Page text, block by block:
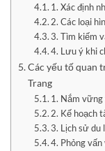
1. Xác định
2. Các loại
3. Tìm kiếm
4. Lưu ý khi
Các yếu tố quan
Trang
1. Nắm vững
2. Kế hoạch
3. Lịch sử du
4. Phỏng vấn